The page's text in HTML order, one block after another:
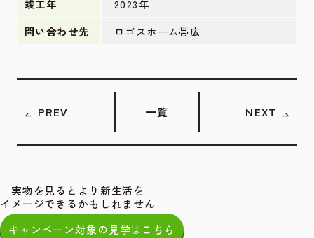
竣工年
2023年
問い合わせ先
ロゴスホーム帯広
PREV 一覧 NEXT
実物を見るとより新生活を
イメージできるかもしれません
キャンペーン対象の見学はこちら